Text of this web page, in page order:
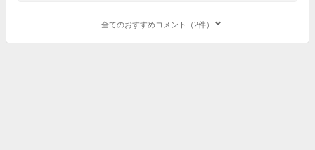
全てのおすすめコメント（2件）